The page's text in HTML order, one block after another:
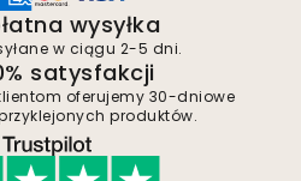
wysyłka
w ciągu 2-5 dni.
satysfakcji
oferujemy 30-dniowe
produktów.